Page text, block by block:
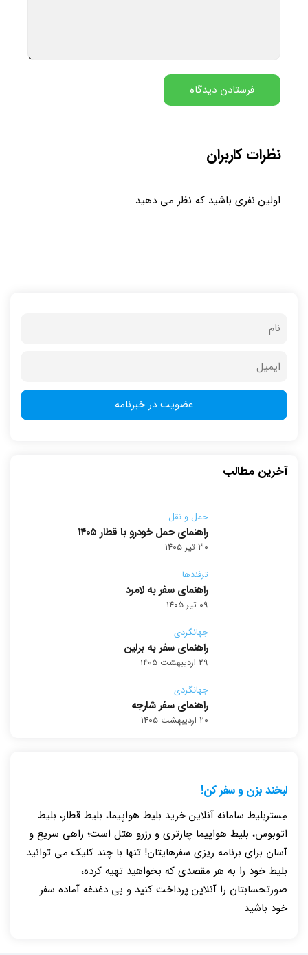
نظرات کاربران
اولین نفری باشید که نظر می دهید
آخرین مطالب
حمل و نقل
راهنمای حمل خودرو با قطار ۱۴۰۵
۳۰ تیر ۱۴۰۵
ترفندها
راهنمای سفر به لامرد
۰۹ تیر ۱۴۰۵
جهانگردی
راهنمای سفر به برلین
۲۹ اردیبهشت ۱۴۰۵
جهانگردی
راهنمای سفر شارجه
۲۰ اردیبهشت ۱۴۰۵
لبخند بزن و سفر کن!
مِستربلیط سامانه آنلاین خرید بلیط هواپیما، بلیط قطار، بلیط
اتوبوس، بلیط هواپیما چارتری و رزرو هتل است؛ راهی سریع و
آسان برای برنامه ریزی سفرهایتان! تنها با چند کلیک می توانید
بلیط خود را به هر مقصدی که بخواهید تهیه کرده،
صورتحسابتان را آنلاین پرداخت کنید و بی دغدغه آماده سفر
خود باشید